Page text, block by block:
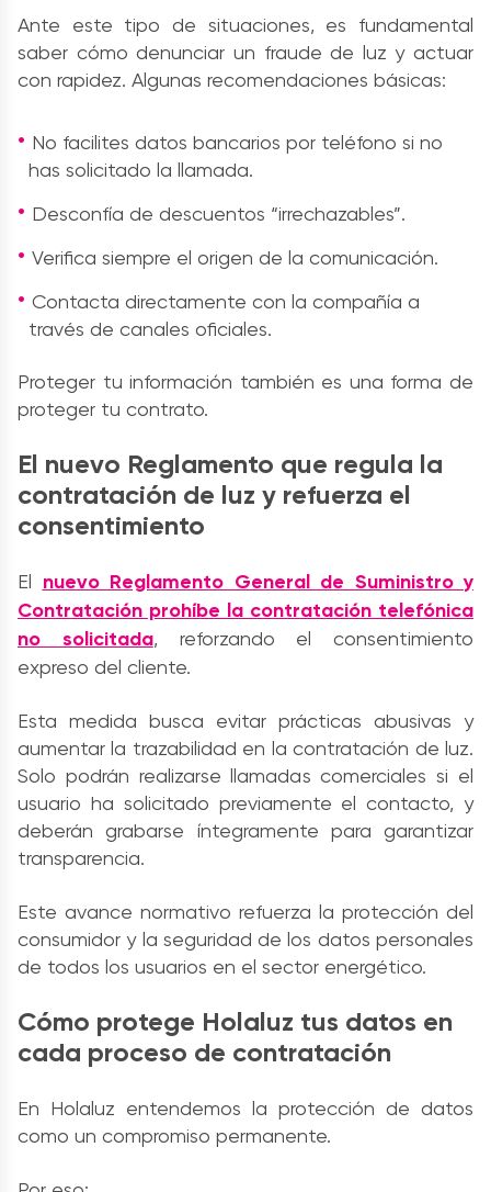
Ante este tipo de situaciones, es fundamental
saber cómo denunciar un fraude de luz y actuar
con rapidez. Algunas recomendaciones básicas:
No facilites datos bancarios por teléfono si no
has solicitado la llamada.
Desconfía de descuentos “irrechazables”.
Verifica siempre el origen de la comunicación.
Contacta directamente con la compañía a
través de canales oficiales.
Proteger tu información también es una forma de
proteger tu contrato.
El nuevo Reglamento que regula la
contratación de luz y refuerza el
consentimiento
El nuevo Reglamento General de Suministro y
Contratación prohíbe la contratación telefónica
no solicitada, reforzando el consentimiento
expreso del cliente.
Esta medida busca evitar prácticas abusivas y
aumentar la trazabilidad en la contratación de luz.
Solo podrán realizarse llamadas comerciales si el
usuario ha solicitado previamente el contacto, y
deberán grabarse íntegramente para garantizar
transparencia.
Este avance normativo refuerza la protección del
consumidor y la seguridad de los datos personales
de todos los usuarios en el sector energético.
Cómo protege Holaluz tus datos en
cada proceso de contratación
En Holaluz entendemos la protección de datos
como un compromiso permanente.